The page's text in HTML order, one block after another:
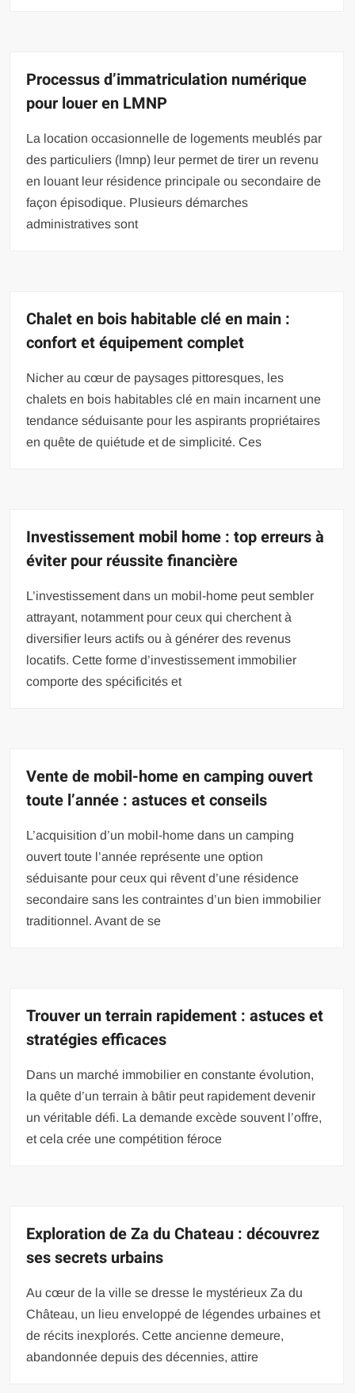
Processus d’immatriculation numérique
pour louer en LMNP
La location occasionnelle de logements meublés par
des particuliers (lmnp) leur permet de tirer un revenu
en louant leur résidence principale ou secondaire de
façon épisodique. Plusieurs démarches
administratives sont
Chalet en bois habitable clé en main :
confort et équipement complet
Nicher au cœur de paysages pittoresques, les
chalets en bois habitables clé en main incarnent une
tendance séduisante pour les aspirants propriétaires
en quête de quiétude et de simplicité. Ces
Investissement mobil home : top erreurs à
éviter pour réussite financière
L’investissement dans un mobil-home peut sembler
attrayant, notamment pour ceux qui cherchent à
diversifier leurs actifs ou à générer des revenus
locatifs. Cette forme d’investissement immobilier
comporte des spécificités et
Vente de mobil-home en camping ouvert
toute l’année : astuces et conseils
L’acquisition d’un mobil-home dans un camping
ouvert toute l’année représente une option
séduisante pour ceux qui rêvent d’une résidence
secondaire sans les contraintes d’un bien immobilier
traditionnel. Avant de se
Trouver un terrain rapidement : astuces et
stratégies efficaces
Dans un marché immobilier en constante évolution,
la quête d’un terrain à bâtir peut rapidement devenir
un véritable défi. La demande excède souvent l’offre,
et cela crée une compétition féroce
Exploration de Za du Chateau : découvrez
ses secrets urbains
Au cœur de la ville se dresse le mystérieux Za du
Château, un lieu enveloppé de légendes urbaines et
de récits inexplorés. Cette ancienne demeure,
abandonnée depuis des décennies, attire